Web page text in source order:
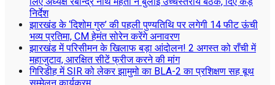
निर्देश
झारखंड के ‘दिशोम गुरु’ की पहली पुण्यतिथि पर लगेगी 14 फीट ऊंची
भव्य प्रतिमा, CM हेमंत सोरेन करेंगे अनावरण
झारखंड में परिसीमन के खिलाफ बड़ा आंदोलन! 2 अगस्त को राँची में
महाजुटाव, आरक्षित सीटें फ्रीज करने की मांग
गिरिडीह में SIR को लेकर झामुमो का BLA-2 का प्रशिक्षण सह बूथ